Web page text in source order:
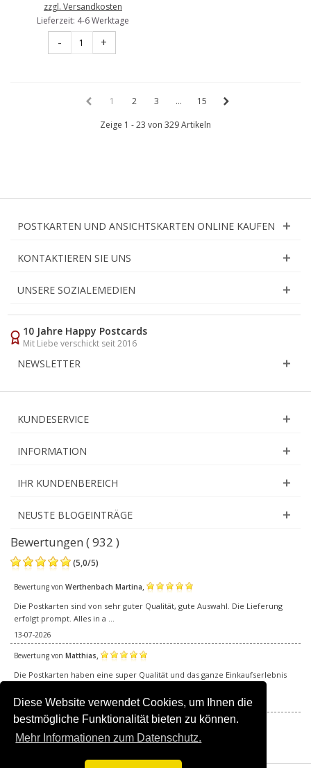
Diese Website verwendet Cookies, um Ihnen die
bestmögliche Funktionalität bieten zu können.
Mehr Informationen zum Datenschutz.
zzgl. Versandkosten
Lieferzeit: 4-6 Werktage
- +
1 2 3 ...
15
Zeige 1 - 23 von 329 Artikeln
POSTKARTEN UND ANSICHTSKARTEN ONLINE KAUFEN
KONTAKTIEREN SIE UNS
UNSERE SOZIALEMEDIEN
10 Jahre Happy Postcards
Mit Liebe verschickt seit 2016
NEWSLETTER
KUNDESERVICE
INFORMATION
IHR KUNDENBEREICH
NEUSTE BLOGEINTRÄGE
Bewertungen ( 932 )
(5,0/5)
Bewertung von Werthenbach Martina,
Die Postkarten sind von sehr guter Qualität, gute Auswahl. Die Lieferung
erfolgt prompt. Alles in a ...
13-07-2026
Bewertung von Matthias,
Die Postkarten haben eine super Qualität und das ganze Einkaufserlebnis
05-07-2026
Alle Bewertungen